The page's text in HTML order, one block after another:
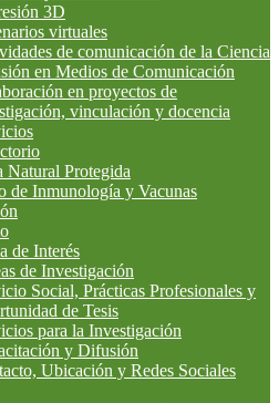
3D
virtuales
de comunicación de la Ciencia
en Medios de Comunicación
en proyectos de
vinculación y docencia
Natural Protegida
de Inmunología y Vacunas
de Interés
de Investigación
Social, Prácticas Profesionales y
de Tesis
para la Investigación
y Difusión
Ubicación y Redes Sociales